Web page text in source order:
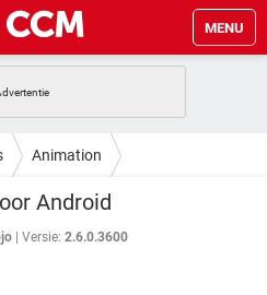
MENU
WINDOWS 10
CORONAVIRUS
SNAPCHAT
GAMES
Animation
Android
Versie: 2.6.0.3600